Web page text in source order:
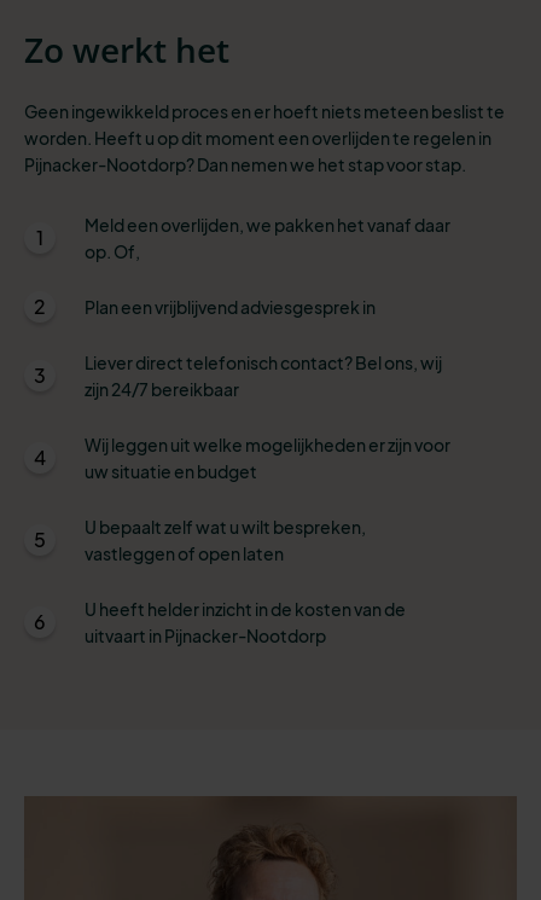
Zo werkt het
Geen ingewikkeld proces en er hoeft niets meteen beslist te
worden. Heeft u op dit moment een overlijden te regelen in
Pijnacker-Nootdorp? Dan nemen we het stap voor stap.
1
Meld een overlijden, we pakken het vanaf daar
op. Of,
2 Plan een vrijblijvend adviesgesprek in
3
Liever direct telefonisch contact? Bel ons, wij
zijn 24/7 bereikbaar
4
Wij leggen uit welke mogelijkheden er zijn voor
uw situatie en budget
5
U bepaalt zelf wat u wilt bespreken,
vastleggen of open laten
6
U heeft helder inzicht in de kosten van de
uitvaart in Pijnacker-Nootdorp